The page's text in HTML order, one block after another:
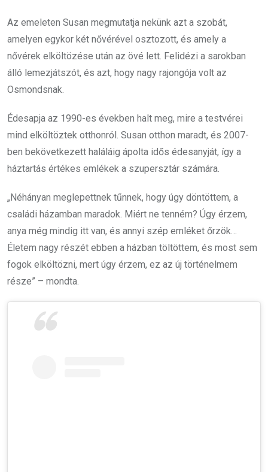
Az emeleten Susan megmutatja nekünk azt a szobát,
amelyen egykor két nővérével osztozott, és amely a
nővérek elköltözése után az övé lett. Felidézi a sarokban
álló lemezjátszót, és azt, hogy nagy rajongója volt az
Osmondsnak.
Édesapja az 1990-es években halt meg, mire a testvérei
mind elköltöztek otthonról. Susan otthon maradt, és 2007-
ben bekövetkezett haláláig ápolta idős édesanyját, így a
háztartás értékes emlékek a szupersztár számára.
„Néhányan meglepettnek tűnnek, hogy úgy döntöttem, a
családi házamban maradok. Miért ne tenném? Úgy érzem,
anya még mindig itt van, és annyi szép emléket őrzök…
Életem nagy részét ebben a házban töltöttem, és most sem
fogok elköltözni, mert úgy érzem, ez az új történelmem
része” – mondta.